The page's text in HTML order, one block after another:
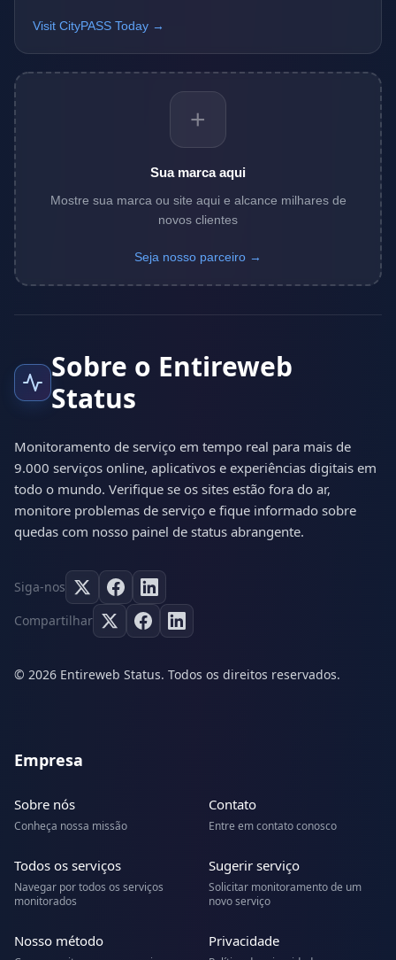
Visit CityPASS Today →
+
Sua marca aqui
Mostre sua marca ou site aqui e alcance milhares de
novos clientes
Seja nosso parceiro →
Sobre o Entireweb
Status
Monitoramento de serviço em tempo real para mais de
9.000 serviços online, aplicativos e experiências digitais em
todo o mundo. Verifique se os sites estão fora do ar,
monitore problemas de serviço e fique informado sobre
quedas com nosso painel de status abrangente.
Siga-nos
Compartilhar
© 2026 Entireweb Status. Todos os direitos reservados.
Empresa
Sobre nós
Conheça nossa missão
Contato
Entre em contato conosco
Todos os serviços
Navegar por todos os serviços
monitorados
Sugerir serviço
Solicitar monitoramento de um
novo serviço
Nosso método Privacidade